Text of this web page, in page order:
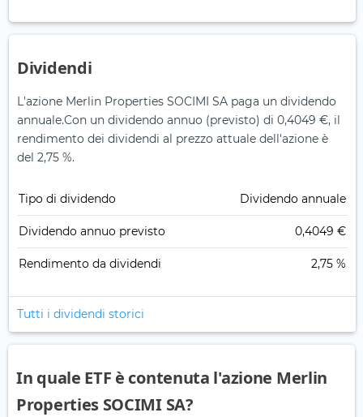
Dividendi
L'azione Merlin Properties SOCIMI SA paga un dividendo
annuale.Con un dividendo annuo (previsto) di 0,4049 €, il
rendimento dei dividendi al prezzo attuale dell'azione è
del 2,75 %.
Tipo di dividendo Dividendo annuale
Dividendo annuo previsto 0,4049 €
Rendimento da dividendi 2,75 %
Tutti i dividendi storici
In quale ETF è contenuta l'azione Merlin
Properties SOCIMI SA?